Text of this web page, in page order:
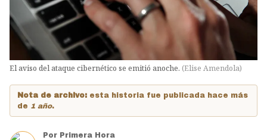
El aviso del ataque cibernético se emitió anoche. (Elise Amendola)
Nota de archivo: esta historia fue publicada hace más
de 1 año.
Por Primera Hora